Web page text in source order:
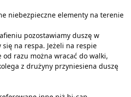
niebezpieczne elementy na terenie
pozostawiamy duszę w
na respa. Jeżeli na respie
razu można wracać do walki,
z drużyny przyniesiena duszę